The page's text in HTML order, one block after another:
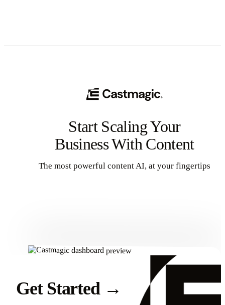
Start Scaling Your
Business With Content
The most powerful content AI, at your fingertips
Get Started →